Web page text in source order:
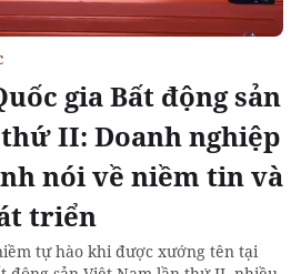
gia Bất động sản
II: Doanh nghiệp
nói về niềm tin và
triển
tự hào khi được xướng tên tại